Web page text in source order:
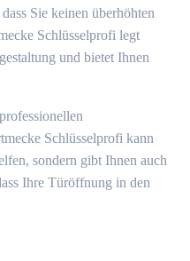
Sie keinen überhöhten
Schlüsselprofi legt
und bietet Ihnen
Schlüsselprofi kann
sondern gibt Ihnen auch
Ihre Türöffnung in den